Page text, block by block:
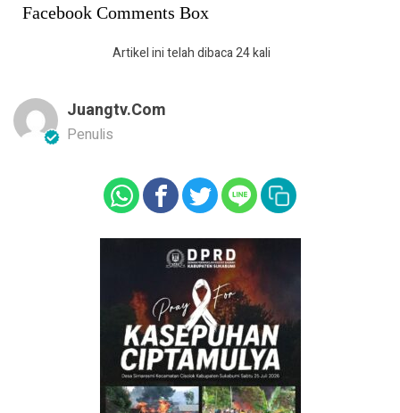
Facebook Comments Box
Artikel ini telah dibaca 24 kali
Juangtv.com
Penulis